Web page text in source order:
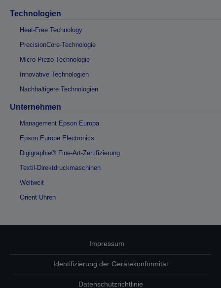
Technologien
Heat-Free Technology
PrecisionCore-Technologie
Micro Piezo-Technologie
Innovative Technologien
Nachhaltigere Technologien
Unternehmen
Management Epson Europa
Epson Europe Electronics
Digigraphie® Fine-Art-Zertifizierung
Textil-Direktdruckmaschinen
Weltweit
Orient Uhren
Impressum
Identifizierung der Gerätekonformität
Datenschutzrichtlinie